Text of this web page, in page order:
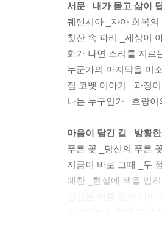
서문 _내가 묻고 삶이
퀘렌시아 _자아 회복의
찻잔 속 파리 _세상이
화가 나면 소리를 지르
누군가의 마지막을 미
짐 코벳 이야기 _과정
나는 누구인가 _호랑
마음이 담긴 길 _방황
푸른 꽃 _당신의 푸른
지금이 바로 그때 _두
예찬 _현실에 색을 입
사랑하는 사람은 그냥